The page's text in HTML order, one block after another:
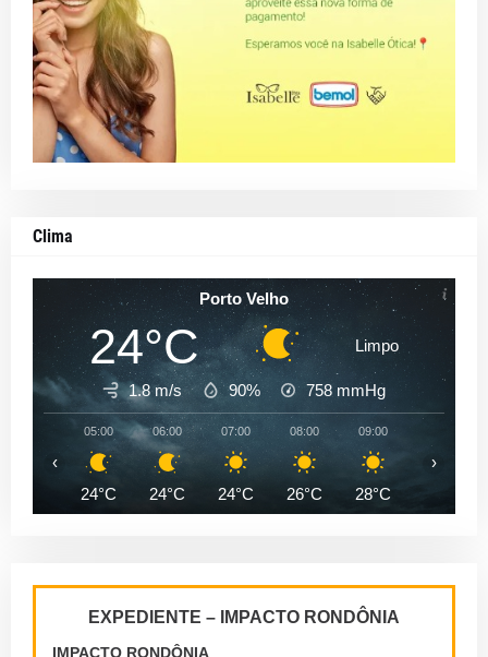
Clima
Porto Velho
24°C Limpo
1.8 m/s 90% 758 mmHg
05:00
24°C
06:00
24°C
07:00
24°C
08:00
26°C
09:00
28°C
‹ ›
EXPEDIENTE – IMPACTO RONDÔNIA
IMPACTO RONDÔNIA